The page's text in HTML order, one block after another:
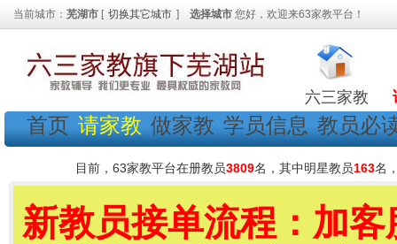
当前城市： 芜湖市 [ 切换其它城市 ] 选择城市 您好，欢迎来63家教平台！
六三家教
首页 请家教 做家教 学员信息 教员必
目前，63家教平台在册教员3809名，其中明星教员163名
新教员接单流程：加